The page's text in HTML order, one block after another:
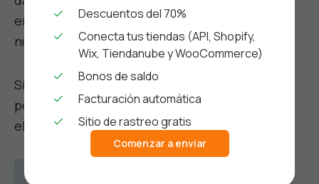
encuentra en la esquina inferior derecha en
nuestra página de inicio.
Si lo prefieres, también puedes contactarnos
por
Whatsappal55 6827 8500o por correo
electrónico:ayuda@enviosperros.com
Descuentos del 70%
Conecta tus tiendas (API, Shopify,
Wix, Tiendanube y WooCommerce)
Bonos de saldo
Facturación automática
Sitio de rastreo gratis
Comenzar a enviar